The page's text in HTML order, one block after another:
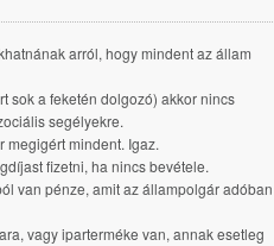
arról, hogy mindent az állam
sok a feketén dolgozó) akkor nincs
segélyekre.
megigért mindent. Igaz.
fizetni, ha nincs bevétele.
van pénze, amit az állampolgár adóban
vagy iparterméke van, annak esetleg